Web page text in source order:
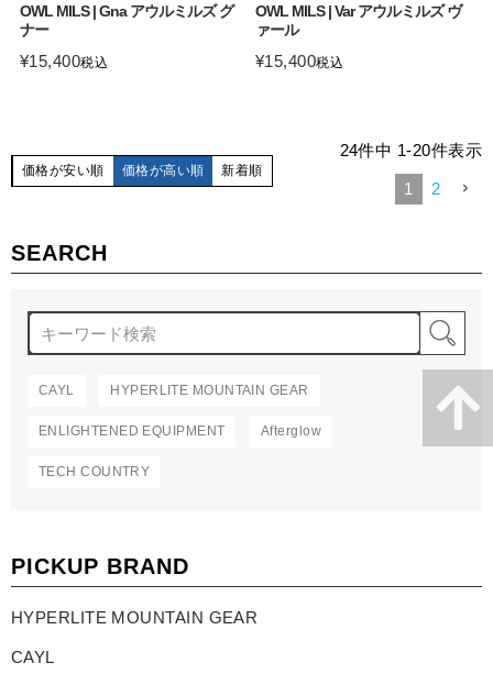
SEARCH
CAYL HYPERLITE MOUNTAIN GEAR
ENLIGHTENED EQUIPMENT Afterglow
TECH COUNTRY
PICKUP BRAND
HYPERLITE MOUNTAIN GEAR
CAYL
OWL MILS | Gna アウルミルズ グ
ナー
¥15,400税込
OWL MILS | Var アウルミルズ ヴ
ァール
¥15,400税込
価格が安い順 価格が高い順 新着順
24件中 1-20件表示
1 2